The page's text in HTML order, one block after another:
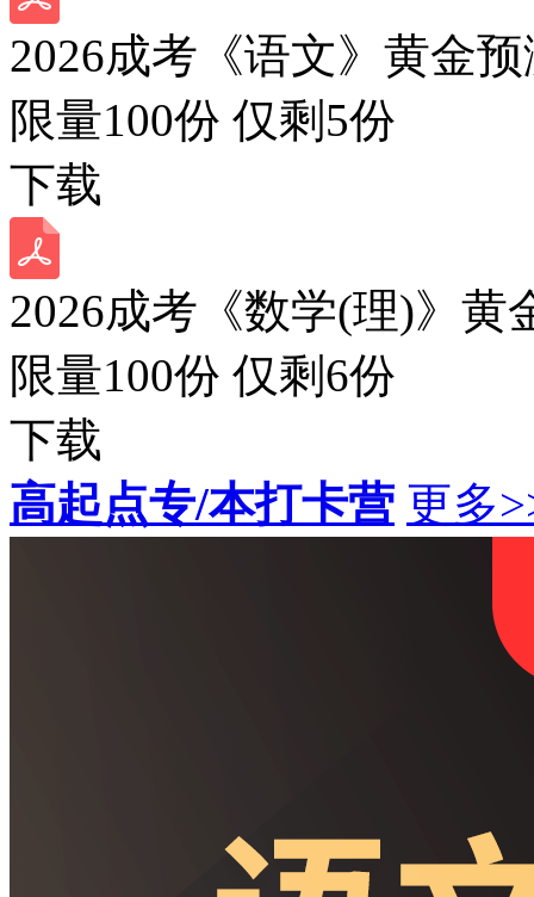
2026成考《语文》黄金
限量100份 仅剩 5份
下载
2026成考《数学(理)》黄
限量100份 仅剩 6份
下载
高起点专/本打卡营 更多